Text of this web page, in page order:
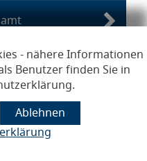
- nähere Informationen
Benutzer finden Sie in
Erklärung zur
in24Minuten